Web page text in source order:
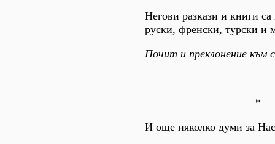
Негови разкази и книги
руски, френски, турски и
Почит и преклонение към
*
И още няколко думи за